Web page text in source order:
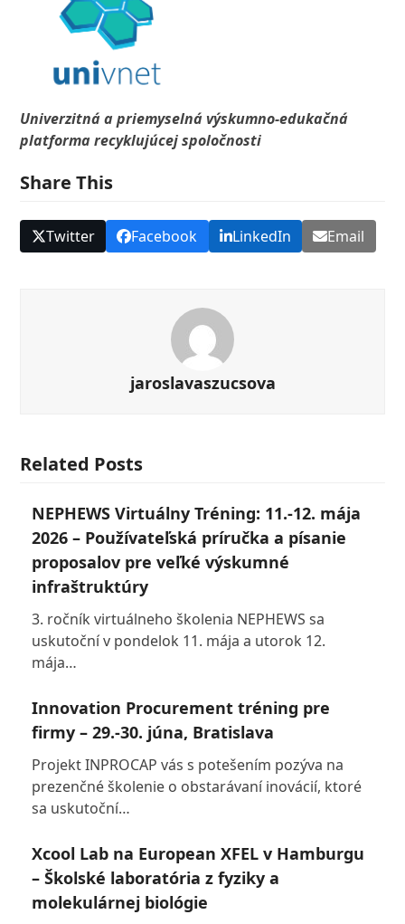
Univerzitná a priemyselná výskumno-edukačná
platforma recyklujúcej spoločnosti
Share This
Twitter Facebook LinkedIn Email
jaroslavaszucsova
Related Posts
NEPHEWS Virtuálny Tréning: 11.-12. mája
2026 – Používateľská príručka a písanie
proposalov pre veľké výskumné
infraštruktúry
3. ročník virtuálneho školenia NEPHEWS sa
uskutoční v pondelok 11. mája a utorok 12.
mája…
Innovation Procurement tréning pre
firmy – 29.-30. júna, Bratislava
Projekt INPROCAP vás s potešením pozýva na
prezenčné školenie o obstarávaní inovácií, ktoré
sa uskutoční…
Xcool Lab na European XFEL v Hamburgu
– Školské laboratória z fyziky a
molekulárnej biológie